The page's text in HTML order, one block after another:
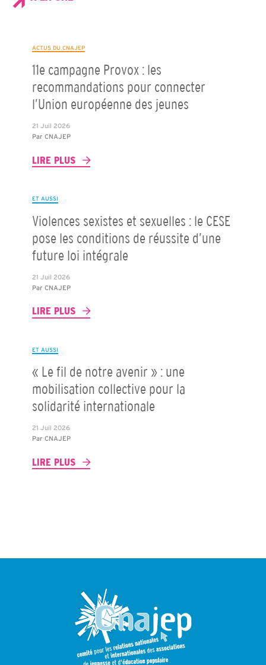
ACTUS DU CNAJEP
11e campagne Provox : les
recommandations pour connecter
l’Union européenne des jeunes
21 Juil 2026
Par CNAJEP
LIRE PLUS
ET AUSSI
Violences sexistes et sexuelles : le CESE
pose les conditions de réussite d’une
future loi intégrale
21 Juil 2026
Par CNAJEP
LIRE PLUS
ET AUSSI
« Le fil de notre avenir » : une
mobilisation collective pour la
solidarité internationale
21 Juil 2026
Par CNAJEP
LIRE PLUS